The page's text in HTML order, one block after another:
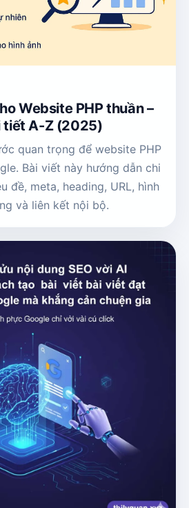
Website PHP thuần –
tiết A-Z (2025)
quan trọng để website PHP
Bài viết này hướng dẫn chi
đề, meta, heading, URL, hình
và liên kết nội bộ.